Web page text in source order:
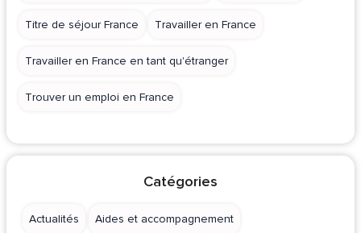
Titre de séjour France Travailler en France
Travailler en France en tant qu'étranger
Trouver un emploi en France
Catégories
Actualités Aides et accompagnement